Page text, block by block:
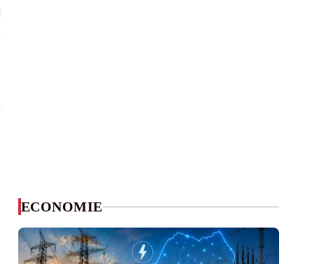
ECONOMIE